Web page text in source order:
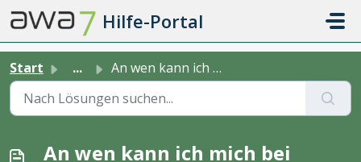
Zum hauptsächlichen Inhalt gehen
Hilfe-Portal
Start ... An wen kann ich mich bei einem Problem wenden?
An wen kann ich mich bei